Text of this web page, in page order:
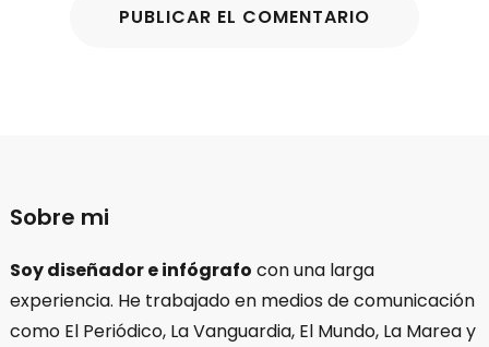
Sobre mi
Soy diseñador e infógrafo con una larga
experiencia. He trabajado en medios de comunicación
como El Periódico, La Vanguardia, El Mundo, La Marea y